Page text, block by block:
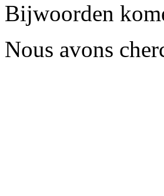
Bijwoorden
Nous avons